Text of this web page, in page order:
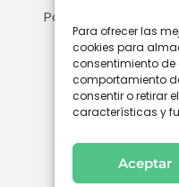
Para ofrecer las
cookies para
consentimiento
comportamiento
consentir o retirar
características y
Aceptar
Política de cookies